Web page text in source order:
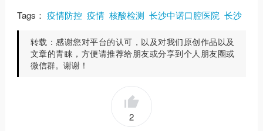
Tags： 疫情防控 疫情 核酸检测 长沙中诺口腔医院 长沙
转载：感谢您对平台的认可，以及对我们原创作品以及
文章的青睐，方便请推荐给朋友或分享到个人朋友圈或
微信群。谢谢！
2